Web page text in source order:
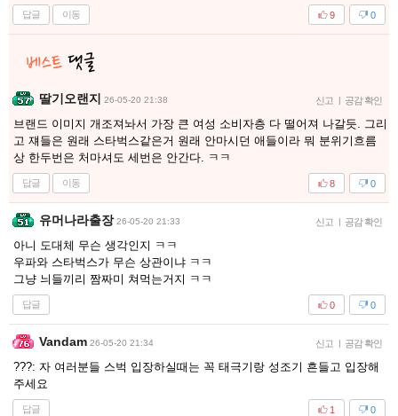
답글 이동 0
9
딸기오랜지 26-05-20 21:38 신고 | 공감 확인
브랜드 이미지 개조져놔서 가장 큰 여성 소비자층 다 떨어져 나갈듯. 그리
고 쟤들은 원래 스타벅스같은거 원래 안마시던 애들이라 뭐 분위기흐름
상 한두번은 처마셔도 세번은 안간다. ㅋㅋ
답글 이동 0
8
유머나라출장 26-05-20 21:33 신고 | 공감 확인
아니 도대체 무슨 생각인지 ㅋㅋ
우파와 스타벅스가 무슨 상관이냐 ㅋㅋ
그냥 늬들끼리 짬짜미 쳐먹는거지 ㅋㅋ
답글 0
0
Vandam 26-05-20 21:34 신고 | 공감 확인
???: 자 여러분들 스벅 입장하실때는 꼭 태극기랑 성조기 흔들고 입장해
주세요
답글 0
1